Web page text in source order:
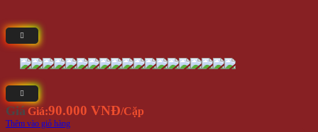
Giá Giá:90.000 VNĐ/Cặp
Thêm vào giỏ hàng